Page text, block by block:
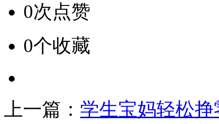
0次点赞
0个收藏
上一篇： 学生宝妈轻松